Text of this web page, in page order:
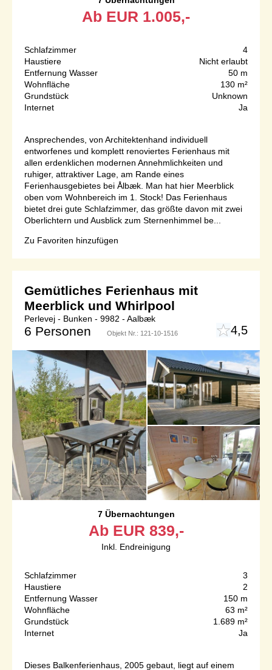
Ab EUR 1.005,-
Schlafzimmer
4
Haustiere
Nicht erlaubt
Entfernung Wasser
50 m
Wohnfläche
130 m²
Grundstück
Unknown
Internet
Ja
Ansprechendes, von Architektenhand individuell
entworfenes und komplett renoviertes Ferienhaus mit
allen erdenklichen modernen Annehmlichkeiten und
ruhiger, attraktiver Lage, am Rande eines
Ferienhausgebietes bei Ålbæk. Man hat hier Meerblick
oben vom Wohnbereich im 1. Stock! Das Ferienhaus
bietet drei gute Schlafzimmer, das größte davon mit zwei
Oberlichtern und Ausblick zum Sternenhimmel be...
Zu Favoriten hinzufügen
Gemütliches Ferienhaus mit
Meerblick und Whirlpool
Perlevej - Bunken - 9982 - Aalbæk
6 Personen Objekt Nr.: 121-10-1516 4,5
7 Übernachtungen
Ab EUR 839,-
Inkl. Endreinigung
Schlafzimmer
3
Haustiere
2
Entfernung Wasser
150 m
Wohnfläche
63 m²
Grundstück
1.689 m²
Internet
Ja
Dieses Balkenferienhaus, 2005 gebaut, liegt auf einem